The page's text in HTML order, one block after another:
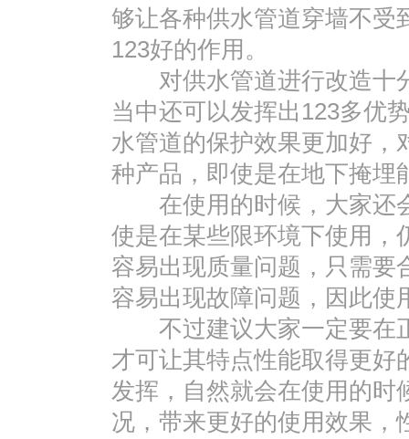
够让各种供水管道穿墙不受
123好的作用。
对供水管道进行改造十
当中还可以发挥出123多优
水管道的保护效果更加好，
种产品，即使是在地下掩埋
在使用的时候，大家还
使是在某些限环境下使用，
容易出现质量问题，只需要
容易出现故障问题，因此使
不过建议大家一定要在
才可让其特点性能取得更好
发挥，自然就会在使用的时
况，带来更好的使用效果，